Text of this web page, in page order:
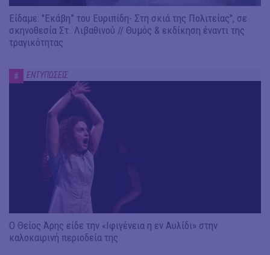
Είδαμε: "Εκάβη” του Ευριπίδη- Στη σκιά της Πολιτείας", σε
σκηνοθεσία Στ. Λιβαθινού // Θυμός & εκδίκηση έναντι της
τραγικότητας
# ΕΝΤΥΠΩΣΕΙΣ
Ο Θείος Άρης είδε την «Ιφιγένεια η εν Αυλίδι» στην
καλοκαιρινή περιοδεία της